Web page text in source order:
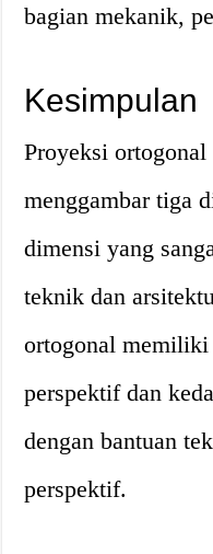
bagian mekanik,
Kesimpulan
Proyeksi
menggambar tiga
dimensi yang
teknik dan
ortogonal memiliki
perspektif dan
dengan bantuan
perspektif.